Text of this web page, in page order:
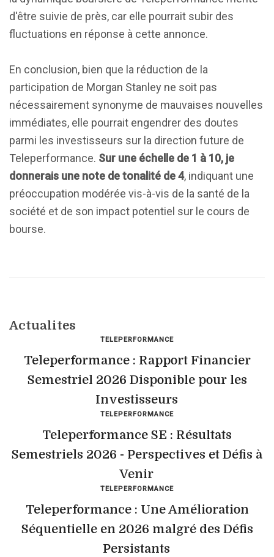
d'être suivie de près, car elle pourrait subir des
fluctuations en réponse à cette annonce.
En conclusion, bien que la réduction de la
participation de Morgan Stanley ne soit pas
nécessairement synonyme de mauvaises nouvelles
immédiates, elle pourrait engendrer des doutes
parmi les investisseurs sur la direction future de
Teleperformance. Sur une échelle de 1 à 10, je
donnerais une note de tonalité de 4, indiquant une
préoccupation modérée vis-à-vis de la santé de la
société et de son impact potentiel sur le cours de
bourse.
Actualites
TELEPERFORMANCE
Teleperformance : Rapport Financier
Semestriel 2026 Disponible pour les
Investisseurs
TELEPERFORMANCE
Teleperformance SE : Résultats
Semestriels 2026 - Perspectives et Défis à
Venir
TELEPERFORMANCE
Teleperformance : Une Amélioration
Séquentielle en 2026 malgré des Défis
Persistants